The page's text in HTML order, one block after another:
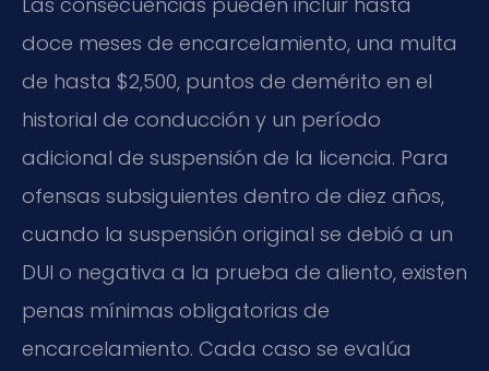
doce meses de encarcelamiento, una multa
de hasta $2,500, puntos de demérito en el
historial de conducción y un período
adicional de suspensión de la licencia. Para
ofensas subsiguientes dentro de diez años,
cuando la suspensión original se debió a un
DUI o negativa a la prueba de aliento, existen
penas mínimas obligatorias de
encarcelamiento. Cada caso se evalúa